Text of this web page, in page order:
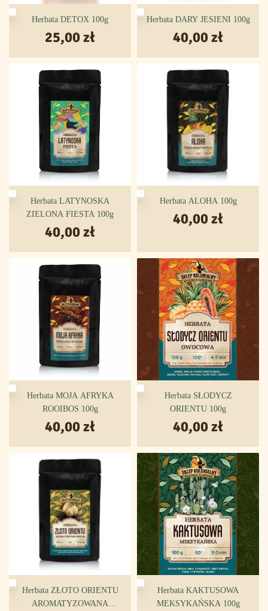
Herbata DETOX 100g
25,00 zł
Herbata DARY JESIENI 100g
40,00 zł
Herbata LATYNOSKA
ZIELONA FIESTA 100g
40,00 zł
Herbata ALOHA 100g
40,00 zł
Herbata MOJA AFRYKA
ROOIBOS 100g
40,00 zł
Herbata SŁODYCZ
ORIENTU 100g
40,00 zł
Herbata ZŁOTO ORIENTU
AROMATYZOWANA
Herbata KAKTUSOWA
MEKSYKAŃSKA 100g